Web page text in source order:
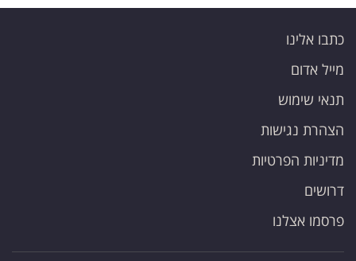
כתבו אלינו
מייל אדום
תנאי שימוש
הצהרת נגישות
מדיניות הפרטיות
דרושים
פרסמו אצלנו